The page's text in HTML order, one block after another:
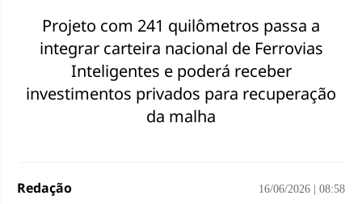
Projeto com 241 quilômetros passa a
integrar carteira nacional de Ferrovias
Inteligentes e poderá receber
investimentos privados para recuperação
da malha
Redação 16/06/2026 08:58